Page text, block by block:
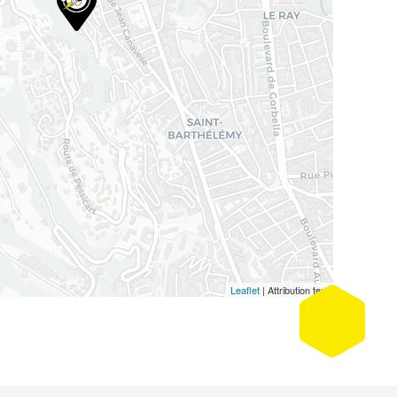
Leaflet | Attribution text